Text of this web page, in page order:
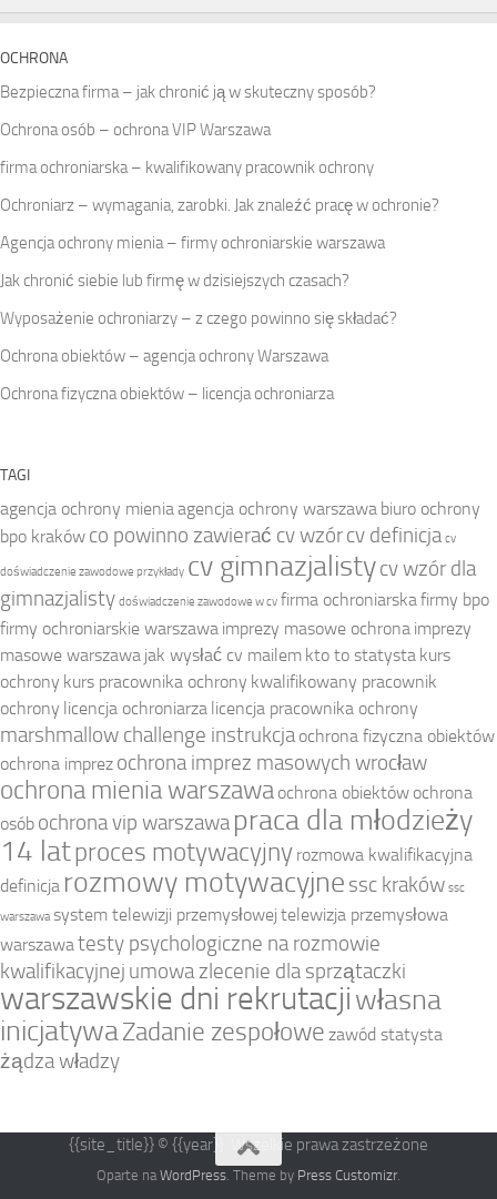
OCHRONA
Bezpieczna firma – jak chronić ją w skuteczny sposób?
Ochrona osób – ochrona VIP Warszawa
firma ochroniarska – kwalifikowany pracownik ochrony
Ochroniarz – wymagania, zarobki. Jak znaleźć pracę w ochronie?
Agencja ochrony mienia – firmy ochroniarskie warszawa
Jak chronić siebie lub firmę w dzisiejszych czasach?
Wyposażenie ochroniarzy – z czego powinno się składać?
Ochrona obiektów – agencja ochrony Warszawa
Ochrona fizyczna obiektów – licencja ochroniarza
TAGI
agencja ochrony mienia agencja ochrony warszawa biuro ochrony
bpo kraków co powinno zawierać cv wzórcv definicja cv
doświadczenie zawodowe przykłady cv gimnazjalistycv wzór dla
gimnazjalisty doświadczenie zawodowe w cv firma ochroniarska firmy bpo
firmy ochroniarskie warszawa imprezy masowe ochrona imprezy
masowe warszawa jak wysłać cv mailem kto to statysta kurs
ochrony kurs pracownika ochrony kwalifikowany pracownik
ochrony licencja ochroniarza licencja pracownika ochrony
marshmallow challenge instrukcja ochrona fizyczna obiektów
ochrona imprez ochrona imprez masowych wrocław
ochrona mienia warszawa ochrona obiektów ochrona
osób ochrona vip warszawa praca dla młodzieży
14 latproces motywacyjny rozmowa kwalifikacyjna
definicja rozmowy motywacyjne ssc kraków ssc
warszawa system telewizji przemysłowej telewizja przemysłowa
warszawa testy psychologiczne na rozmowie
kwalifikacyjnej umowa zlecenie dla sprzątaczki
warszawskie dni rekrutacjiwłasna
inicjatywaZadanie zespołowe zawód statysta
żądza władzy
{{site_title}} © {{year}}. Wszelkie prawa zastrzeżone
Oparte naWordPress. Theme by Press Customizr.